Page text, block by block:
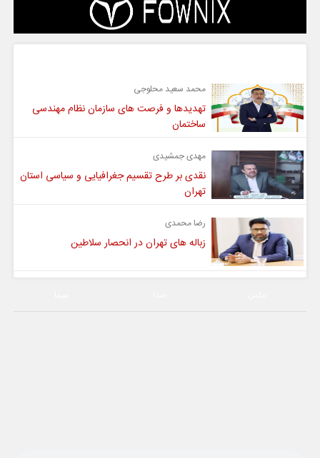
محمد سعید محلوجی
تهدیدها و فرصت های سازمان نظام مهندسی
ساختمان
مهدی جمشیدی
نقدی بر طرح تقسیم جغرافیایی و سیاسی استان
تهران
رضا محمدی
زباله های تهران در انحصار سلاطین